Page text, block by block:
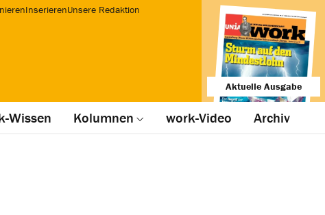
InserierenUnsere Redaktion
Aktuelle Ausgabe
Wissen Kolumnen work-Video Archiv